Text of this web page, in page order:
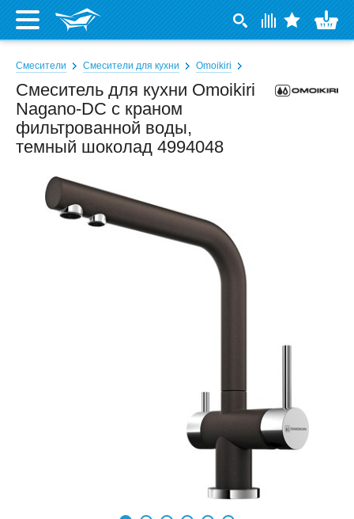
Смесители Смесители для кухни Omoikiri
Смеситель для кухни Omoikiri
Nagano-DC с краном
фильтрованной воды,
темный шоколад 4994048